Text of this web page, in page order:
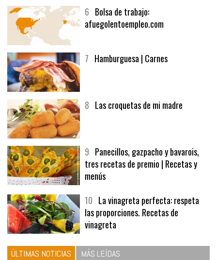
6Bolsa de trabajo:
9Panecillos, gazpacho y bavarois,
tres recetas de premio | Recetas y
menús
10La vinagreta perfecta: respeta
las proporciones. Recetas de
vinagreta